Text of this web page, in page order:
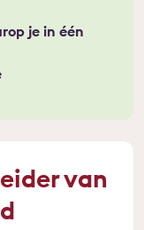
je in één
van